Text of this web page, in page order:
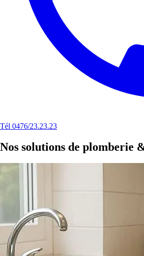
Tél 0476/23.23.23
Nos solutions de plomberie